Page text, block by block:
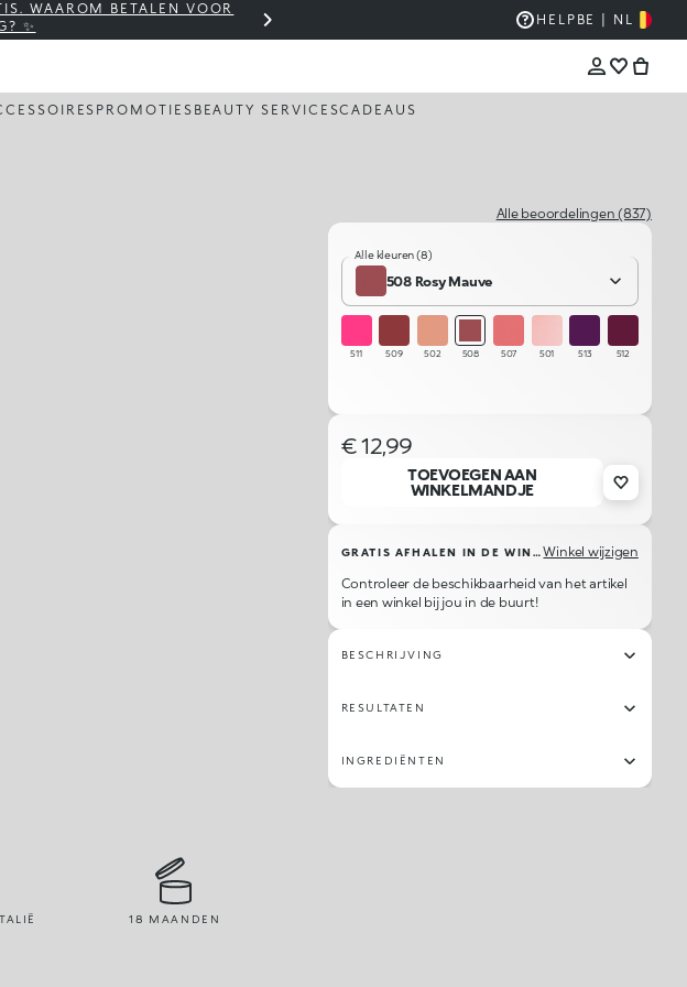
WAAROM BETALEN VOOR
✨
WINKELMANDJE OP €30? VERZENDING IS
HELP BE | NL
PROMOTIES BEAUTY SERVICESCADEAUS
Alle beoordelingen (837)
Alle kleuren (8)
508 Rosy Mauve
511 509 502 508 507 501 513 512
€ 12,99
TOEVOEGEN AAN
WINKELMANDJE
GRATIS AFHALEN IN DE WINKEL Winkel wijzigen
Controleer de beschikbaarheid van het artikel
in een winkel bij jou in de buurt!
BESCHRIJVING
RESULTATEN
INGREDIËNTEN
18 MAANDEN